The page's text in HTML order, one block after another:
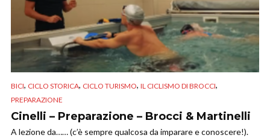
BICI, CICLO STORICA, CICLO TURISMO, IL CICLISMO DI BROCCI,
PREPARAZIONE
Cinelli – Preparazione – Brocci & Martinelli
A lezione da…… (c’è sempre qualcosa da imparare e conoscere!).